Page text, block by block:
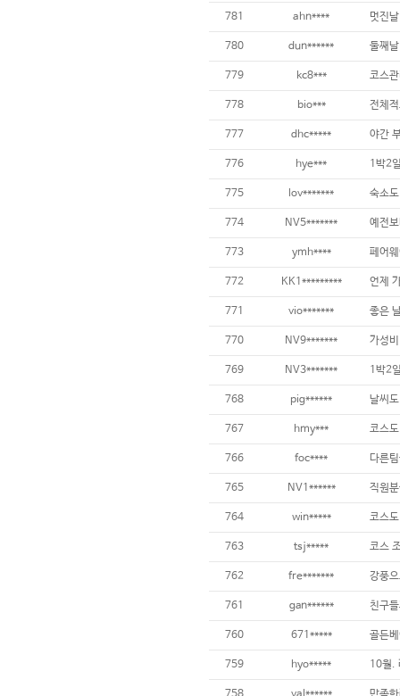
781 ahn****
780 dun******
779 kc8*** 코스
778 bio*** 전체
777 dhc*****
776 hye***
775 lov*******
774 NV5*******
773 ymh****
772 KK1*********
771 vio*******
770 NV9******* 가성
769 NV3*******
768 pig******
767 hmy***
766 foc****
765 NV1****** 직원
764 win*****
763 tsj***** 코스
762 fre*******
761 gan******
760 671***** 골든
759 hyo*****